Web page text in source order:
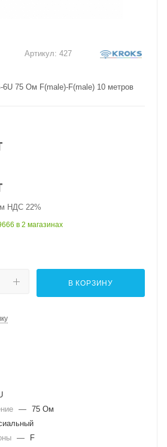
Артикул: 427
6U 75 Ом F(male)-F(male) 10 метров
НДС 22%
в 2 магазинах
В КОРЗИНУ
— 75 Ом
—
F